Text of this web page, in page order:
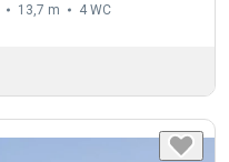
13,7 m 4 WC